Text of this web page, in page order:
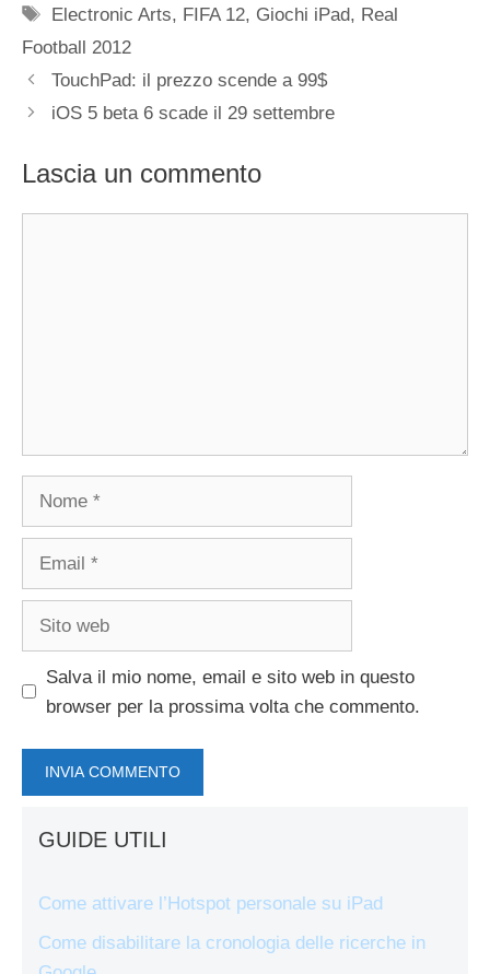
Tag
Electronic Arts, FIFA 12, Giochi iPad, Real
Football 2012
TouchPad: il prezzo scende a 99$
iOS 5 beta 6 scade il 29 settembre
Lascia un commento
Salva il mio nome, email e sito web in questo
browser per la prossima volta che commento.
GUIDE UTILI
Come attivare l’Hotspot personale su iPad
Come disabilitare la cronologia delle ricerche in